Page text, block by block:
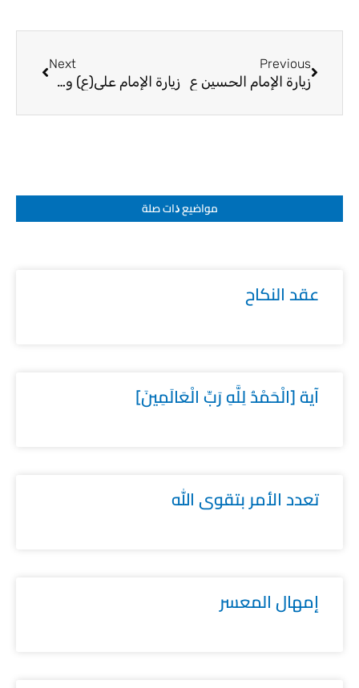
Previous
زيارة الإمام الحسين ع
Next
زيارة الإمام علي(ع) وجناح معرضنا
مواضيع ﺫات صلة
عقد النكاح
آية [الْحَمْدُ لِلَّهِ رَبِّ الْعَالَمِينَ]
تعدد الأمر بتقوى الله
إمهال المعسر